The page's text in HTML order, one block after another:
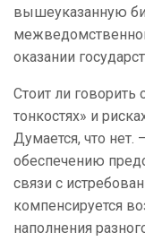
вышеуказанную
оказании
Стоит ли говорить
тонкостях» и
Думается, что нет.
обеспечению
связи с
компенсируется
наполнения